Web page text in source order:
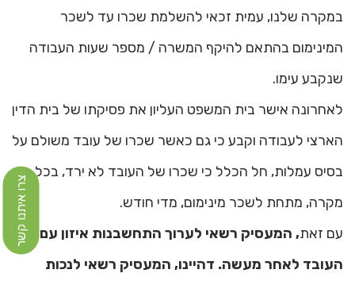
במקרה שלנו, עמית זכאי להשלמת שכרו עד לשכר
המינימום בהתאם להיקף המשרה / מספר שעות העבודה
שנקבע עימו.
לאחרונה אישר בית המשפט העליון את פסיקתו של בית הדין
הארצי לעבודה וקבע כי גם כאשר שכרו של עובד משולם על
בסיס עמלות, חל הכלל כי שכרו של העובד לא ירד, בכל
מקרה, מתחת לשכר מינימום, מדי חודש.
עם זאת, המעסיק רשאי לערוך התחשבנות איזון עם
העובד לאחר מעשה. דהיינו, המעסיק רשאי לנכות
צרו איתנו קשר